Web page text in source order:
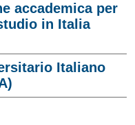
accademica per
in Italia
Italiano